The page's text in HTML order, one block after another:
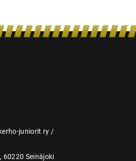
juniorit ry /
60220 Seinäjoki